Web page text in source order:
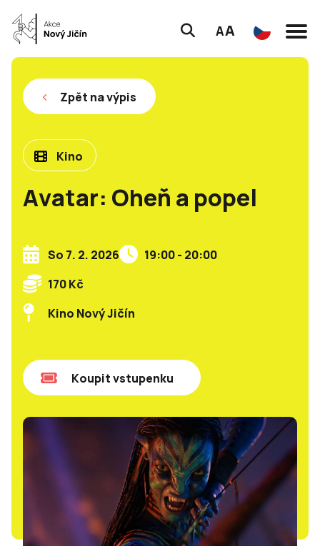
AA
Zpět na výpis
Kino
Avatar: Oheň a popel
So 7. 2. 2026
19:00 - 20:00
170 Kč
Kino Nový Jičín
Koupit vstupenku